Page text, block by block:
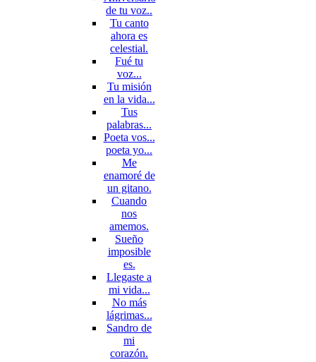
de tu voz..
Tu canto
ahora es
celestial.
Fué tu
voz...
Tu misión
en la vida...
Tus
palabras...
Poeta vos...
poeta yo...
Me
enamoré de
un gitano.
Cuando
nos
amemos.
Sueño
imposible
es.
Llegaste a
mi vida...
No más
lágrimas...
Sandro de
mi
corazón.